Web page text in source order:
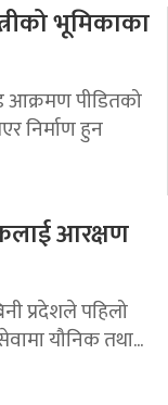
भूमिकाका
आक्रमण पीडितको
निर्माण हुन
आरक्षण
प्रदेशले पहिलो
यौनिक तथा...